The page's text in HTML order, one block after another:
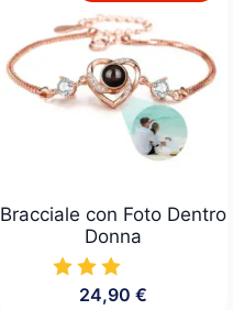
Bracciale con Foto Dentro
Donna
24,90 €